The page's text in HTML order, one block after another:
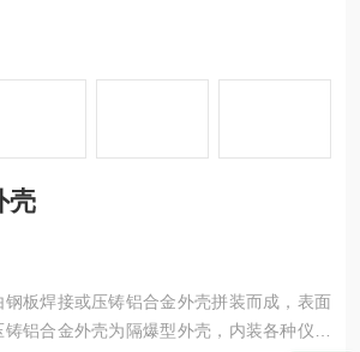
壳
钢板焊接或压铸铝合金外壳拼装而成，表面
铝合金外壳为隔爆型外壳，内装各种仪表